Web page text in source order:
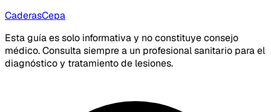
CaderasCepa
Esta guía es solo informativa y no constituye consejo
médico. Consulta siempre a un profesional sanitario para el
diagnóstico y tratamiento de lesiones.